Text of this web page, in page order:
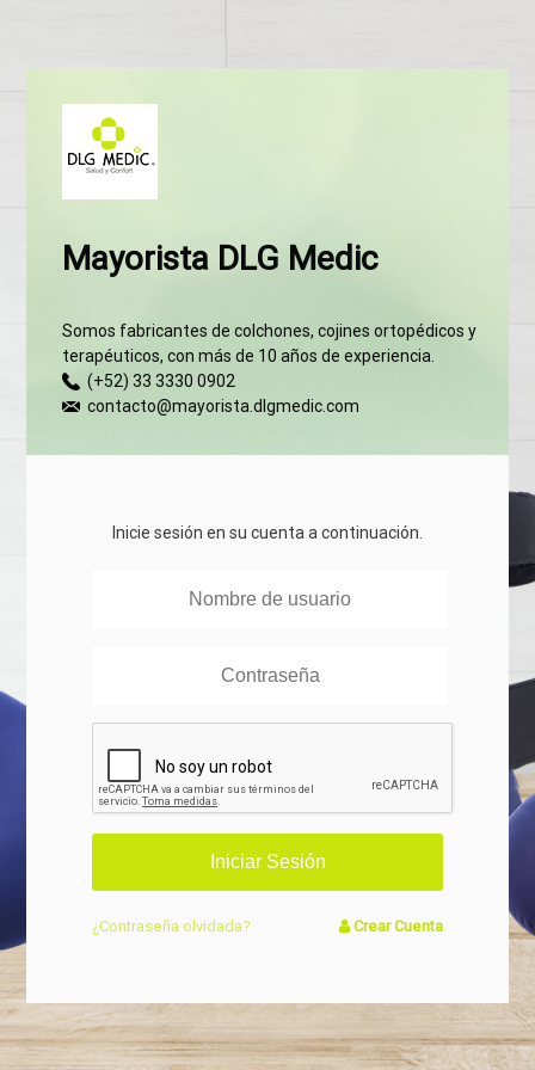
Mayorista DLG Medic
Somos fabricantes de colchones, cojines ortopédicos y
terapéuticos, con más de 10 años de experiencia.
(+52) 33 3330 0902
contacto@mayorista.dlgmedic.com
Inicie sesión en su cuenta a continuación.
¿Contraseña olvidada? Crear Cuenta